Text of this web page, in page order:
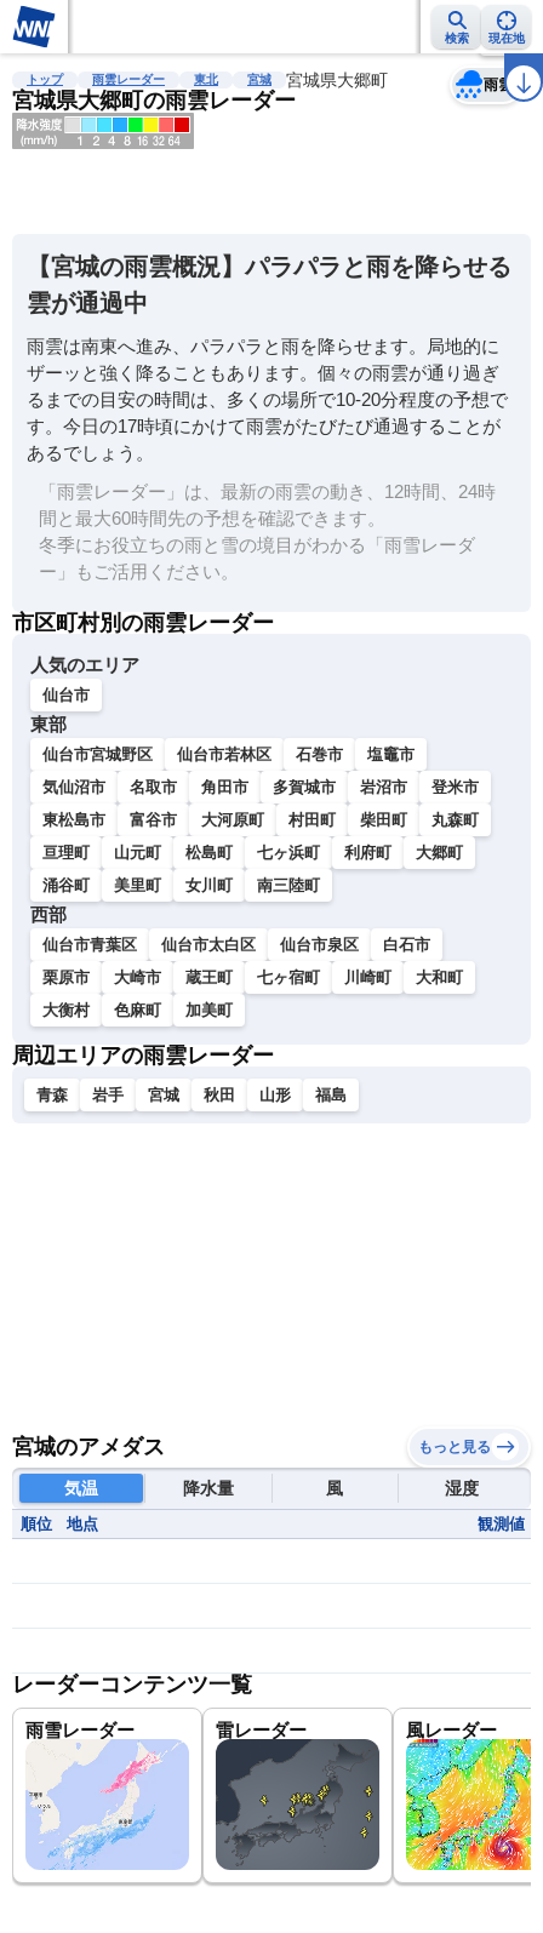
検索 現在地
雨雲レーダー 台風情報 地震情報 警報・注意報 2週間天気 ラ
トップ 雨雲レーダー 東北 宮城 宮城県大郷町
宮城県大郷町の雨雲レーダー
雨雲
天気 台風
【宮城の雨雲概況】パラパラと雨を降らせる
雲が通過中
雨雲は南東へ進み、パラパラと雨を降らせます。局地的に
ザーッと強く降ることもあります。個々の雨雲が通り過ぎ
るまでの目安の時間は、多くの場所で10-20分程度の予想で
す。今日の17時頃にかけて雨雲がたびたび通過することが
あるでしょう。
「雨雲レーダー」は、最新の雨雲の動き、12時間、24時
間と最大60時間先の予想を確認できます。
冬季にお役立ちの雨と雪の境目がわかる「雨雪レーダ
ー」もご活用ください。
市区町村別の雨雲レーダー
人気のエリア
仙台市
東部
仙台市宮城野区 仙台市若林区 石巻市
塩竈市
気仙沼市
名取市 角田市 多賀城市 岩沼市
登米市
東松島市
富谷市 大河原町 村田町 柴田町
丸森町
亘理町
山元町 松島町 七ヶ浜町 利府町
大郷町
涌谷町
美里町 女川町 南三陸町
西部
仙台市青葉区 仙台市太白区 仙台市泉区
白石市
栗原市
大崎市 蔵王町 七ヶ宿町 川崎町
大和町
大衡村
色麻町 加美町
周辺エリアの雨雲レーダー
青森 岩手 宮城 秋田 山形 福島
宮城のアメダス もっと見る
気温 降水量 風 湿度
順位 地点 観測値
レーダーコンテンツ一覧
雨雪レーダー 雷レーダー 風レーダー